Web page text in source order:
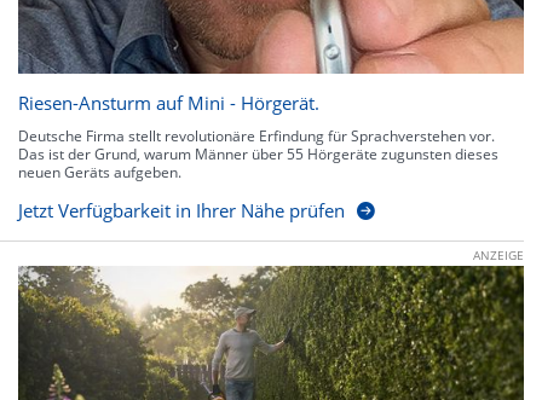
Riesen-Ansturm auf Mini - Hörgerät.
Deutsche Firma stellt revolutionäre Erfindung für Sprachverstehen vor.
Das ist der Grund, warum Männer über 55 Hörgeräte zugunsten dieses
neuen Geräts aufgeben.
Jetzt Verfügbarkeit in Ihrer Nähe prüfen
ANZEIGE